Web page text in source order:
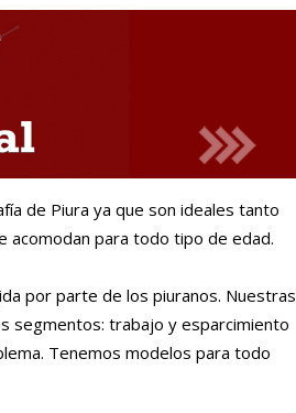
de Piura ya que son ideales tanto
acomodan para todo tipo de edad.
por parte de los piuranos. Nuestras
segmentos: trabajo y esparcimiento
Tenemos modelos para todo